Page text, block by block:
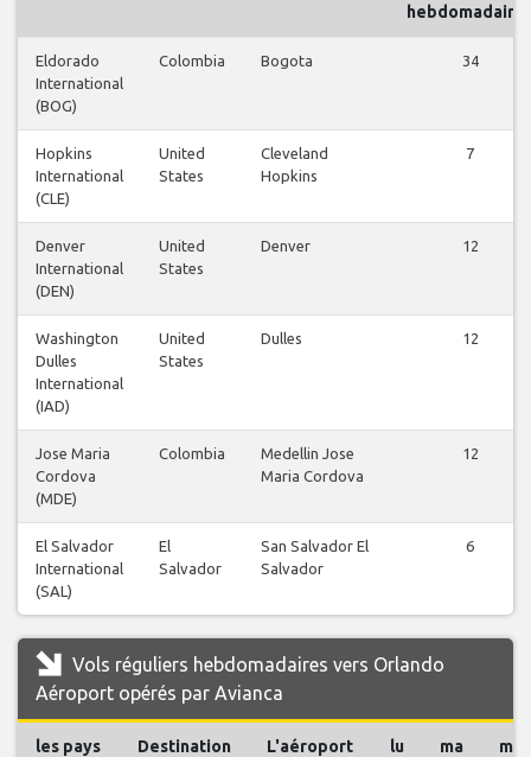
Eldorado
International
(BOG)
Colombia Bogota 34
Hopkins
International
(CLE)
United
States
Cleveland
Hopkins
7
Denver
International
(DEN)
United
States
Denver 12
Washington
Dulles
International
(IAD)
United
States
Dulles 12
Jose Maria
Cordova
(MDE)
Colombia
Medellin Jose
Maria Cordova
12
El Salvador
International
(SAL)
El
Salvador
San Salvador El
Salvador
6
Vols réguliers hebdomadaires vers Orlando
Aéroport opérés par Avianca
les pays Destination L'aéroport lu ma me